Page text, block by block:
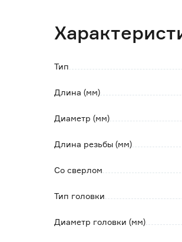
В характеристиках
Тип
Длина (мм)
Диаметр (мм)
Длина резьбы (мм)
Со сверлом
Тип головки
Диаметр головки (мм)